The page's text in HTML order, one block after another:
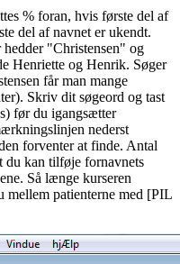
% foran, hvis første del af
del af navnet er ukendt.
"Christensen" og
Henriette og Henrik. Søger
får man mange
Skriv dit søgeord og tast
før du igangsætter
nederst
forventer at finde. Antal
du kan tilføje fornavnets
Så længe kurseren
patienterne med [PIL